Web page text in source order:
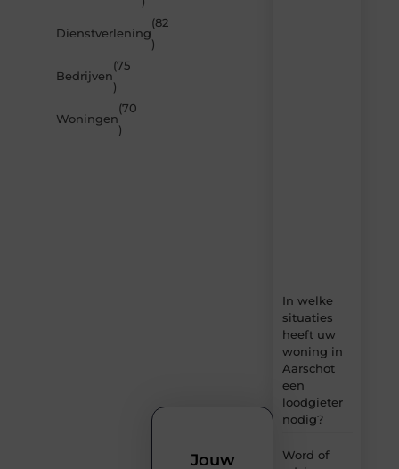
Dienstverlening
(82
)
Bedrijven
(75
)
Woningen
(70
)
In welke
situaties
heeft uw
woning in
Aarschot
een
loodgieter
nodig?
Word of
Jouw